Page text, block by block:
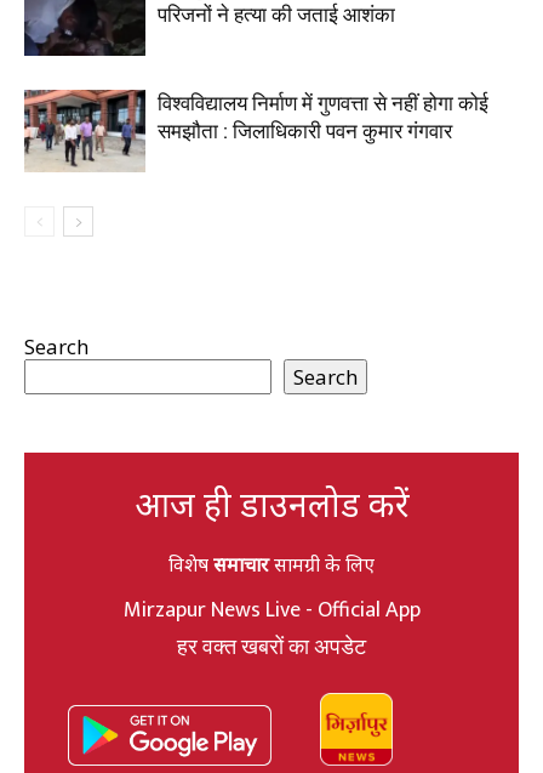
परिजनों ने हत्या की जताई आशंका
विश्वविद्यालय निर्माण में गुणवत्ता से नहीं होगा कोई
समझौता : जिलाधिकारी पवन कुमार गंगवार
Search
Search
आज ही डाउनलोड करें
विशेषसमाचारसामग्री के लिए
Mirzapur News Live - Official App
हर वक्त खबरों का अपडेट